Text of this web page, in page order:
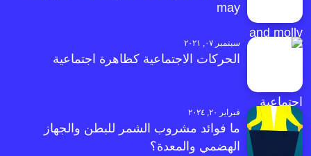
may
سبتمبر ٠٧, ٢٠٢١
الحركات الاجتماعية كظاهرة اجتماعية
فبراير ٢٠, ٢٠٢٤
ما فوائد مشروب الشمر للبطن والجهاز
الهضمي والمعدة؟